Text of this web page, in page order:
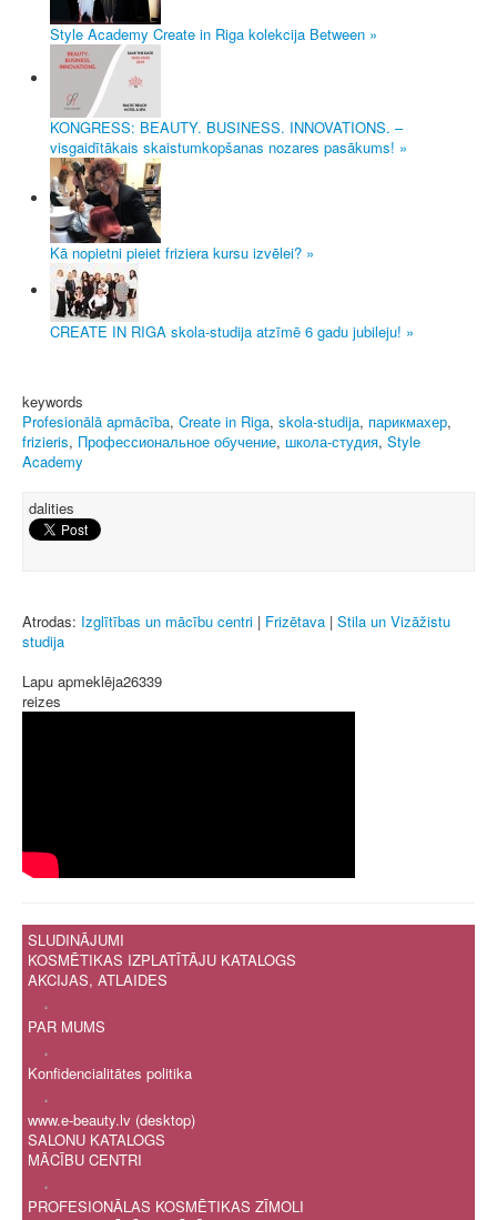
Style Academy Create in Riga kolekcija Between »
KONGRESS: BEAUTY. BUSINESS. INNOVATIONS. –
visgaidītākais skaistumkopšanas nozares pasākums! »
Kā nopietni pieiet friziera kursu izvēlei? »
CREATE IN RIGA skola-studija atzīmē 6 gadu jubileju! »
keywords
Profesionālā apmācība, Create in Riga, skola-studija, парикмахер,
frizieris, Профессиональное обучение, школа-студия, Style
Academy
dalities
Atrodas: Izglītības un mācību centri | Frizētava | Stila un Vizāžistu
studija
Lapu apmeklēja26339
reizes
SLUDINĀJUMI
KOSMĒTIKAS IZPLATĪTĀJU KATALOGS
AKCIJAS, ATLAIDES
.
PAR MUMS
.
Konfidencialitātes politika
.
www.e-beauty.lv (desktop)
SALONU KATALOGS
MĀCĪBU CENTRI
.
PROFESIONĀLAS KOSMĒTIKAS ZĪMOLI